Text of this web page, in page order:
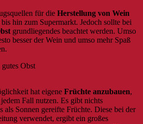
für die Herstellung von Wein
hin zum Supermarkt. Jedoch sollte bei
grundliegendes beachtet werden. Umso
besser der Wein und umso mehr Spaß
hat eigene Früchte anzubauen,
Fall nutzen. Es gibt nichts
als Sonnen gereifte Früchte. Diese bei der
verwendet, ergibt ein großes